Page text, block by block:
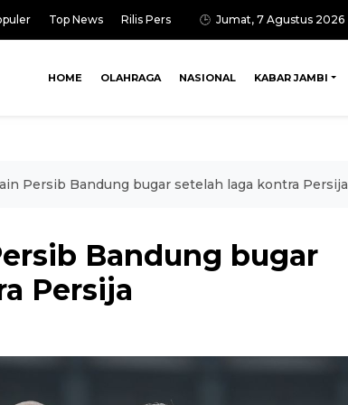
Top News Rilis Pers Jumat, 7 Agustus 2026
HOME OLAHRAGA NASIONAL KABAR JAMBI
Persib Bandung bugar setelah laga kontra Persija
Bandung bugar
Persija